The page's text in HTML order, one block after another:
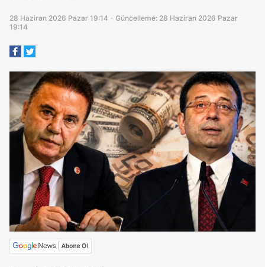
28 Haziran 2026 Pazar 19:14 - Güncelleme: 28 Haziran 2026 Pazar
19:14